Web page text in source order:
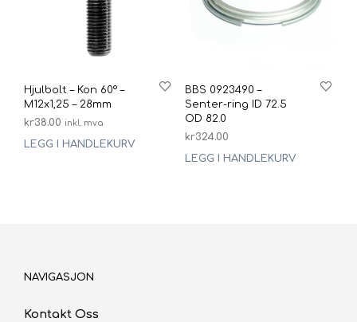
Hjulbolt – Kon 60° –
M12x1,25 – 28mm
kr38.00 inkl. mva
LEGG I HANDLEKURV
BBS 0923490 –
Senter-ring ID 72.5
OD 82.0
kr324.00
LEGG I HANDLEKURV
NAVIGASJON
Kontakt Oss